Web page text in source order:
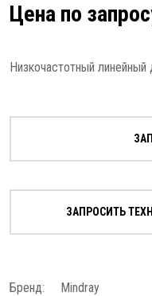
Цена по
Низкочастотный
ЗАПРОСИТЬ
Бренд: Mindray